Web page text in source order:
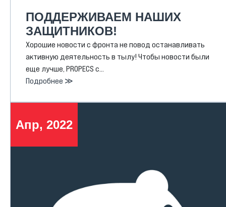
ПОДДЕРЖИВАЕМ НАШИХ
ЗАЩИТНИКОВ!
Хорошие новости с фронта не повод останавливать
активную деятельность в тылу! Чтобы новости были
еще лучше, PROPECS с…
Подробнее ≫
Апр, 2022